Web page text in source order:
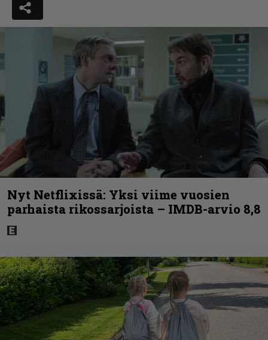
Nyt Netflixissä: Yksi viime vuosien
parhaista rikossarjoista – IMDB-arvio 8,8